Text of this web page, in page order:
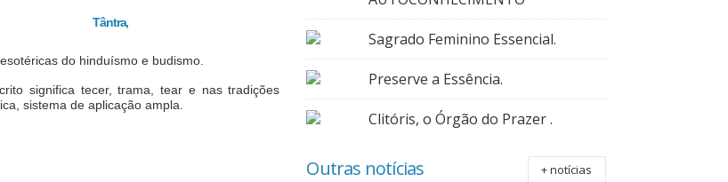
Tântra,
do hinduísmo e budismo.
significa tecer, trama, tear e nas tradições
sistema de aplicação ampla.
Sagrado Feminino Essencial.
Preserve a Essência.
Clitóris, o Órgão do Prazer .
Outras notícias + notícias